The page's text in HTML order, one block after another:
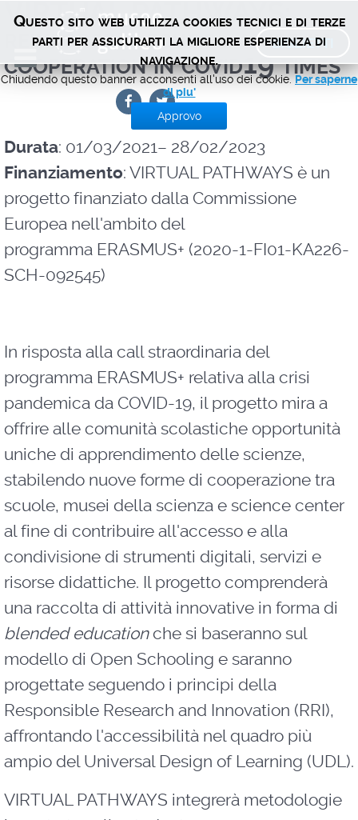
BIGLIETTI
VIRTUAL PATHWAYS:
reinforcing school-museum
cooperation in covid19 times
Durata: 01/03/2021– 28/02/2023
Finanziamento: VIRTUAL PATHWAYS è un
progetto finanziato dalla Commissione
Europea nell'ambito del
programma ERASMUS+ (2020-1-FI01-KA226-
SCH-092545)
In risposta alla call straordinaria del
programma ERASMUS+ relativa alla crisi
pandemica da COVID-19, il progetto mira a
offrire alle comunità scolastiche opportunità
uniche di apprendimento delle scienze,
stabilendo nuove forme di cooperazione tra
scuole, musei della scienza e science center
al fine di contribuire all'accesso e alla
condivisione di strumenti digitali, servizi e
risorse didattiche. Il progetto comprenderà
una raccolta di attività innovative in forma di
blended educationche si baseranno sul
modello di Open Schooling e saranno
progettate seguendo i principi della
Responsible Research and Innovation (RRI),
affrontando l'accessibilità nel quadro più
ampio del Universal Design of Learning (UDL).
VIRTUAL PATHWAYS integrerà metodologie
Questo sito web utilizza cookies tecnici e di terze
parti per assicurarti la migliore esperienza di
navigazione.
Chiudendo questo banner acconsenti all'uso dei cookie. Per saperne
di piu'
Approvo